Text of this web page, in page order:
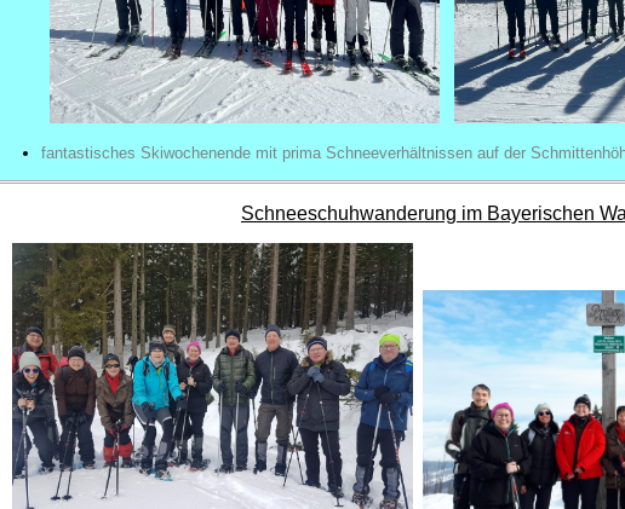
fantastisches Skiwochenende mit prima Schneeverhältnissen auf der
Schneeschuhwanderung im Bayerischen